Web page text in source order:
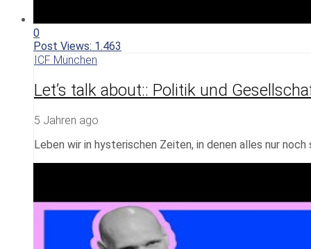
0
Post Views: 1.463
ICF München
Let’s talk about:: Politik und
5 Jahren ago
Leben wir in hysterischen Zeiten, in denen alles nur